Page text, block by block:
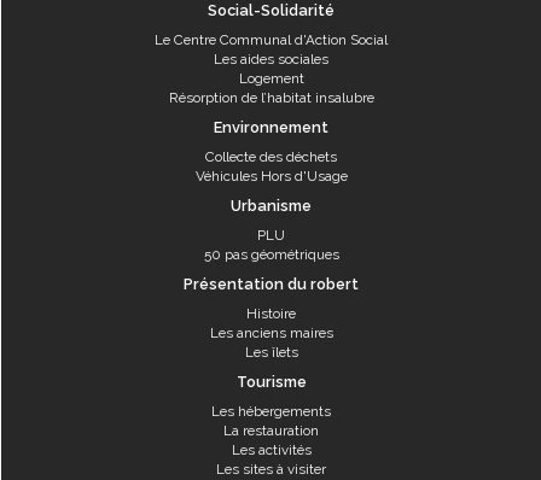
Social-Solidarité
Le Centre Communal d'Action Social
Les aides sociales
Logement
Résorption de l’habitat insalubre
Environnement
Collecte des déchets
Véhicules Hors d'Usage
Urbanisme
PLU
50 pas géométriques
Présentation du robert
Histoire
Les anciens maires
Les îlets
Tourisme
Les hébergements
La restauration
Les activités
Les sites à visiter